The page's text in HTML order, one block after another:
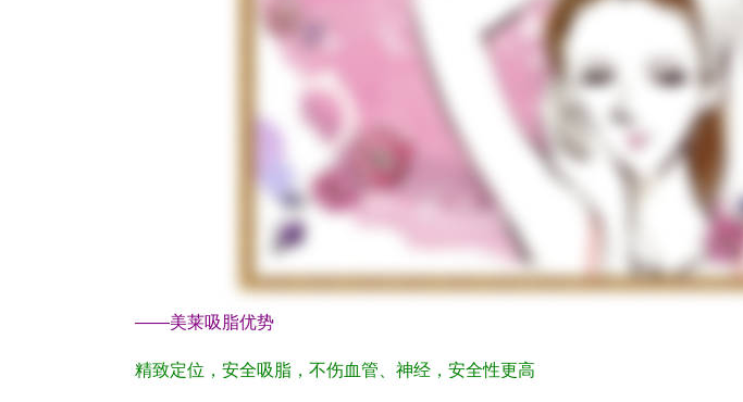
——美莱吸脂优势
精致定位，安全吸脂，不伤血管、神经，安全性更高